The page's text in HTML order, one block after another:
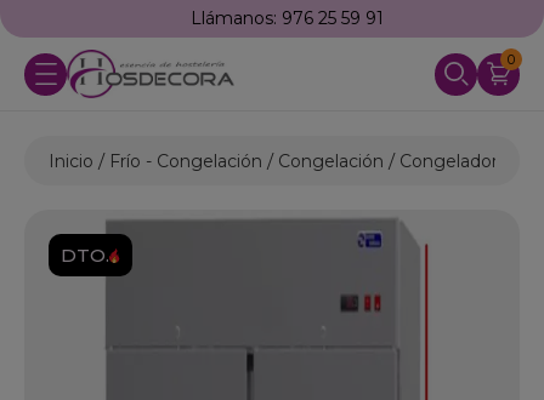
Llámanos: 976 25 59 91
0
Inicio Frío - Congelación Congelación Congeladores
DTO.